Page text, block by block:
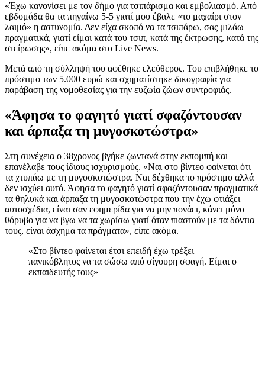
«Έχω κανονίσει με τον δήμο για τσιπάρισμα και εμβολιασμό. Από
εβδομάδα θα τα πηγαίνω 5-5 γιατί μου έβαλε «το μαχαίρι στον
λαιμό» η αστυνομία. Δεν είχα σκοπό να τα τσιπάρω, σας μιλάω
πραγματικά, γιατί είμαι κατά του τσιπ, κατά της έκτρωσης, κατά της
στείρωσης», είπε ακόμα στο Live News.
Μετά από τη σύλληψή του αφέθηκε ελεύθερος. Του επιβλήθηκε το
πρόστιμο των 5.000 ευρώ και σχηματίστηκε δικογραφία για
παράβαση της νομοθεσίας για την ευζωία ζώων συντροφιάς.
«Άφησα το φαγητό γιατί σφαζόντουσαν
και άρπαξα τη μυγοσκοτώστρα»
Στη συνέχεια ο 38χρονος βγήκε ζωντανά στην εκπομπή και
επανέλαβε τους ίδιους ισχυρισμούς. «Ναι στο βίντεο φαίνεται ότι
τα χτυπάω με τη μυγοσκοτώστρα. Ναι δέχθηκα το πρόστιμο αλλά
δεν ισχύει αυτό. Άφησα το φαγητό γιατί σφαζόντουσαν πραγματικά
τα θηλυκά και άρπαξα τη μυγοσκοτώστρα που την έχω φτιάξει
αυτοσχέδια, είναι σαν εφημερίδα για να μην πονάει, κάνει μόνο
θόρυβο για να βγω να τα χωρίσω γιατί όταν πιαστούν με τα δόντια
τους, είναι άσχημα τα πράγματα», είπε ακόμα.
«Στο βίντεο φαίνεται έτσι επειδή έχω τρέξει
πανικόβλητος να τα σώσω από σίγουρη σφαγή. Είμαι ο
εκπαιδευτής τους»